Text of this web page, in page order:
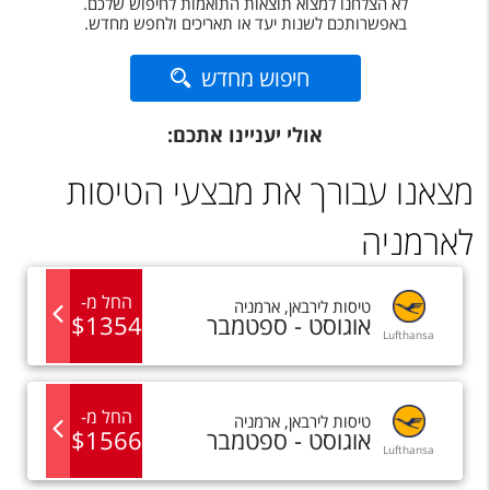
טיסות לחו"ל
מלונות בחו"ל
מגזין אשת
שירות לקוחות
טופס צור קשר
תקנון
נגישות
עקבו אחרינו
באפשרותכם לשנות יעד או תאריכים ולחפש מחדש.
חיפוש מחדש
אולי יעניינו אתכם:
מצאנו עבורך את מבצעי הטיסות
לארמניה
Lufthansa
טיסות לירבאן, ארמניה
אוגוסט - ספטמבר
החל מ-
$1354
Lufthansa
טיסות לירבאן, ארמניה
אוגוסט - ספטמבר
החל מ-
$1566